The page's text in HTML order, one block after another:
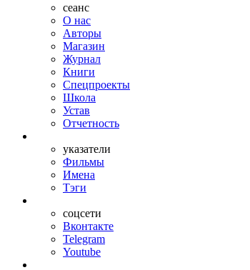
сеанс
О нас
Авторы
Магазин
Журнал
Книги
Спецпроекты
Школа
Устав
Отчетность
указатели
Фильмы
Имена
Тэги
соцсети
Вконтакте
Telegram
Youtube